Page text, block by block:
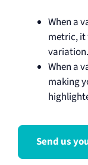
When a
metric, it
variation.
When a
making
Send us